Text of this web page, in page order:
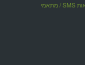
תקשורת מודבס / התראות SMS / מתאמי